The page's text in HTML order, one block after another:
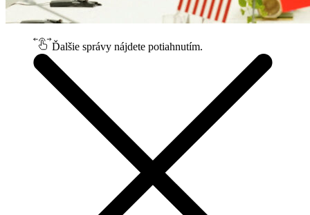
Ďalšie správy nájdete potiahnutím.